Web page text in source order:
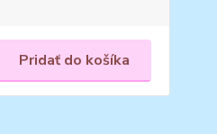
Pridať do košíka